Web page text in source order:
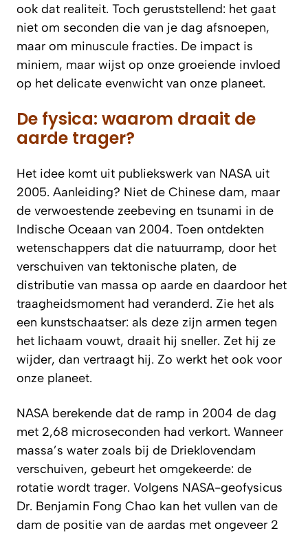
ook dat realiteit. Toch geruststellend: het gaat
niet om seconden die van je dag afsnoepen,
maar om minuscule fracties. De impact is
miniem, maar wijst op onze groeiende invloed
op het delicate evenwicht van onze planeet.
De fysica: waarom draait de
aarde trager?
Het idee komt uit publiekswerk van NASA uit
2005. Aanleiding? Niet de Chinese dam, maar
de verwoestende zeebeving en tsunami in de
Indische Oceaan van 2004. Toen ontdekten
wetenschappers dat die natuurramp, door het
verschuiven van tektonische platen, de
distributie van massa op aarde en daardoor het
traagheidsmoment had veranderd. Zie het als
een kunstschaatser: als deze zijn armen tegen
het lichaam vouwt, draait hij sneller. Zet hij ze
wijder, dan vertraagt hij. Zo werkt het ook voor
onze planeet.
NASA berekende dat de ramp in 2004 de dag
met 2,68 microseconden had verkort. Wanneer
massa’s water zoals bij de Drieklovendam
verschuiven, gebeurt het omgekeerde: de
rotatie wordt trager. Volgens NASA-geofysicus
Dr. Benjamin Fong Chao kan het vullen van de
dam de positie van de aardas met ongeveer 2